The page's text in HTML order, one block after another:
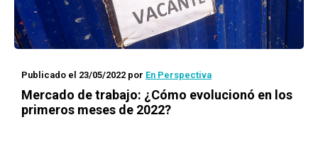
Publicado el 23/05/2022 por En Perspectiva
Mercado de trabajo: ¿Cómo evolucionó en los
primeros meses de 2022?